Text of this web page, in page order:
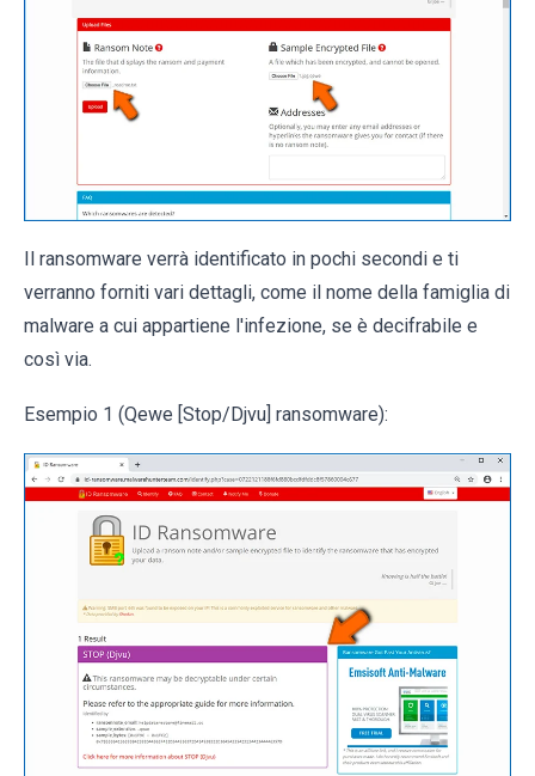
Il ransomware verrà identificato in pochi secondi e ti
verranno forniti vari dettagli, come il nome della famiglia di
malware a cui appartiene l'infezione, se è decifrabile e
così via.
Esempio 1 (Qewe [Stop/Djvu] ransomware):